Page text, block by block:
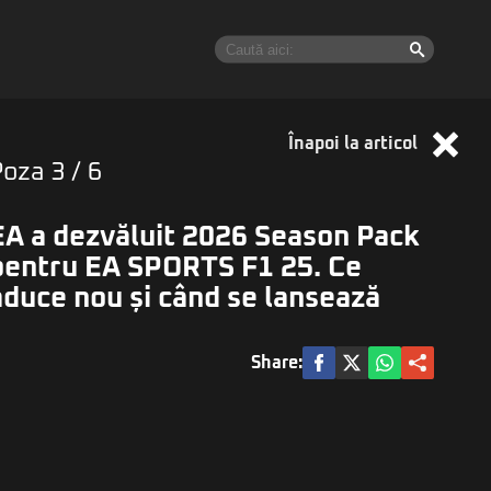
Înapoi la articol
3 / 6
a dezvăluit 2026 Season Pack
EA SPORTS F1 25. Ce
nou și când se lansează
Share: